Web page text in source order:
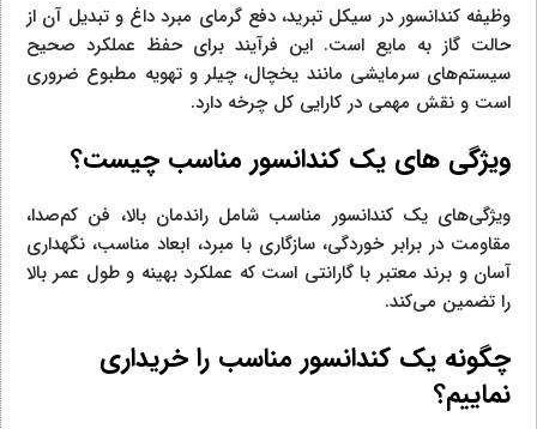
وظیفه کندانسور در سیکل تبرید، دفع گرمای مبرد داغ و تبدیل آن از
حالت گاز به مایع است. این فرآیند برای حفظ عملکرد صحیح
سیستم‌های سرمایشی مانند یخچال، چیلر و تهویه مطبوع ضروری
است و نقش مهمی در کارایی کل چرخه دارد.
ویژگی های یک کندانسور مناسب چیست؟
ویژگی‌های یک کندانسور مناسب شامل راندمان بالا، فن کم‌صدا،
مقاومت در برابر خوردگی، سازگاری با مبرد، ابعاد مناسب، نگهداری
آسان و برند معتبر با گارانتی است که عملکرد بهینه و طول عمر بالا
را تضمین می‌کند.
چگونه یک کندانسور مناسب را خریداری
نماییم؟